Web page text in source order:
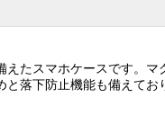
えたスマホケースです。マ
と落下防止機能も備えてお